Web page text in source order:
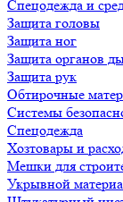
Спецодежда и
Защита головы
Защита ног
Защита органов
Защита рук
Обтирочные
Системы
Спецодежда
Хозтовары и
Мешки для
Укрывной